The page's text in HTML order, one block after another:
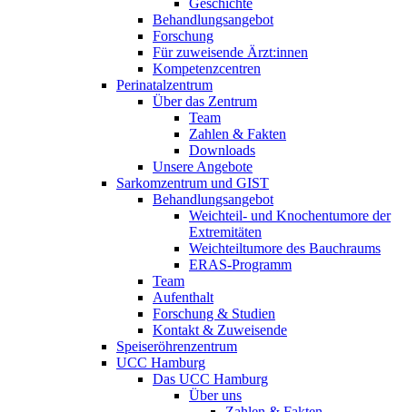
Geschichte
Behandlungsangebot
Forschung
Für zuweisende Ärzt:innen
Kompetenzcentren
Perinatalzentrum
Über das Zentrum
Team
Zahlen & Fakten
Downloads
Unsere Angebote
Sarkomzentrum und GIST
Behandlungsangebot
Weichteil- und Knochentumore der
Extremitäten
Weichteiltumore des Bauchraums
ERAS-Programm
Team
Aufenthalt
Forschung & Studien
Kontakt & Zuweisende
Speiseröhrenzentrum
UCC Hamburg
Das UCC Hamburg
Über uns